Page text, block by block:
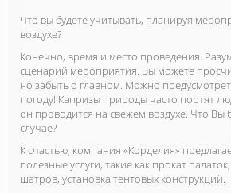
Что вы будете учитывать, планируя
воздухе?
Конечно, время и место проведения.
сценарий мероприятия. Вы можете
но забыть о главном. Можно
погоду! Капризы природы часто портят
он проводится на свежем воздухе. Что Вы
случае?
К счастью, компания «Корделия»
полезные услуги, такие как прокат
шатров, установка тентовых конструкций.